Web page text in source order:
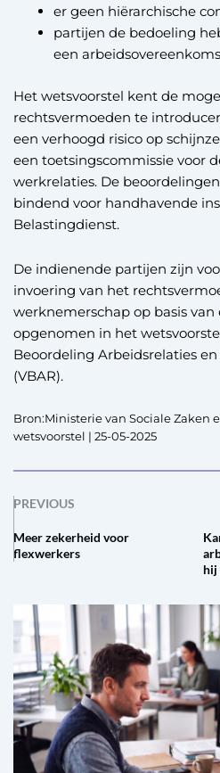
er geen hiërarchische
partijen de bedoeling
een
Het wetsvoorstel kent de
rechtsvermoeden te
een verhoogd risico op
een toetsingscommissie voor
werkrelaties. De
bindend voor handhavende
Belastingdienst.
De indienende partijen zijn
invoering van het
werknemerschap op basis
opgenomen in het
Beoordeling Arbeidsrelaties
(VBAR).
Bron:Ministerie van Sociale Zaken
wetsvoorstel | 25-05-2025
PREVIOUS
Meer zekerheid voor
flexwerkers
hij